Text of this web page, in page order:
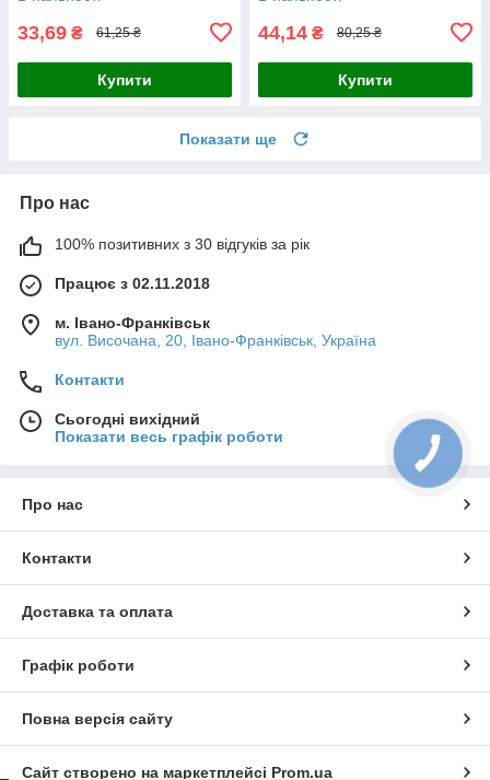
33,69 ₴ 61,25 ₴
Купити
44,14 ₴ 80,25 ₴
Купити
Показати ще
Про нас
100% позитивних з 30 відгуків за рік
Працює з 02.11.2018
м. Івано-Франківськ
вул. Височана, 20, Івано-Франківськ, Україна
Контакти
Сьогодні вихідний
Показати весь графік роботи
Про нас
Контакти
Доставка та оплата
Графік роботи
Повна версія сайту
Сайт створено на маркетплейсі Prom.ua